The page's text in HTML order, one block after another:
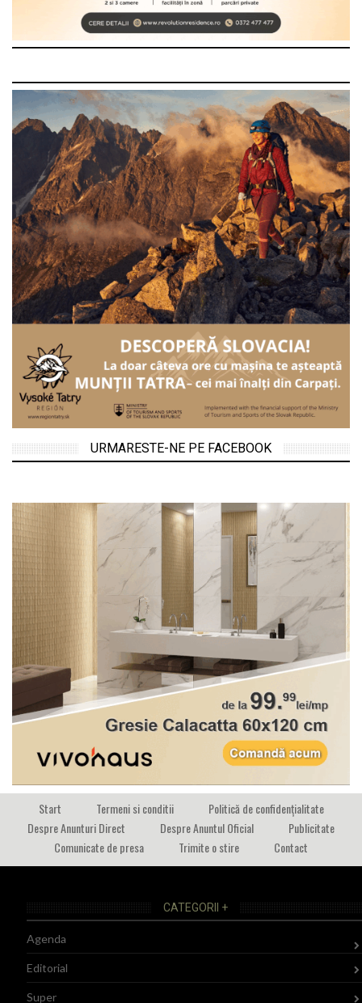
URMARESTE-NE PE FACEBOOK
Start Termeni si conditii
Politică de confidențialitate
Despre Anunturi Direct
Despre Anuntul Oficial
Publicitate
Comunicate de presa
Trimite o stire Contact
CATEGORII +
Agenda
Editorial
Super